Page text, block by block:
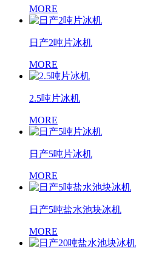
MORE
日产2吨片冰机
MORE
2.5吨片冰机
MORE
日产5吨片冰机
MORE
日产5吨盐水池块冰机
MORE